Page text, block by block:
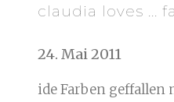
claudia loves ...
24. Mai 2011
ide Farben geffallen